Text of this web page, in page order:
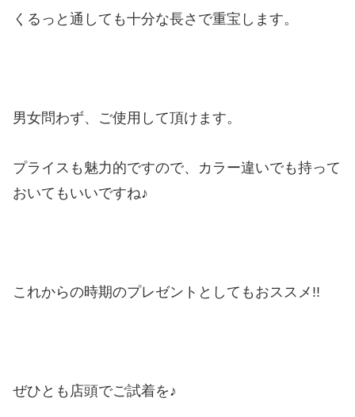
くるっと通しても十分な長さで重宝します。
男女問わず、ご使用して頂けます。
プライスも魅力的ですので、カラー違いでも持って
おいてもいいですね♪
これからの時期のプレゼントとしてもおススメ!!
ぜひとも店頭でご試着を♪